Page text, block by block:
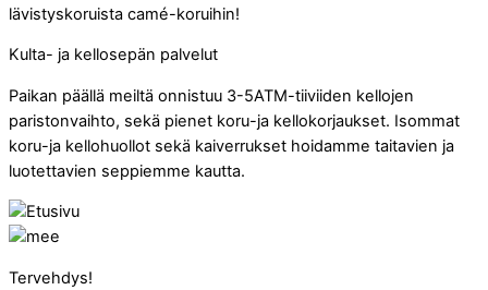
lävistyskoruista camé-koruihin!
Kulta- ja kellosepän palvelut
Paikan päällä meiltä onnistuu 3-5ATM-tiiviiden kellojen
paristonvaihto, sekä pienet koru-ja kellokorjaukset. Isommat
koru-ja kellohuollot sekä kaiverrukset hoidamme taitavien ja
luotettavien seppiemme kautta.
Tervehdys!